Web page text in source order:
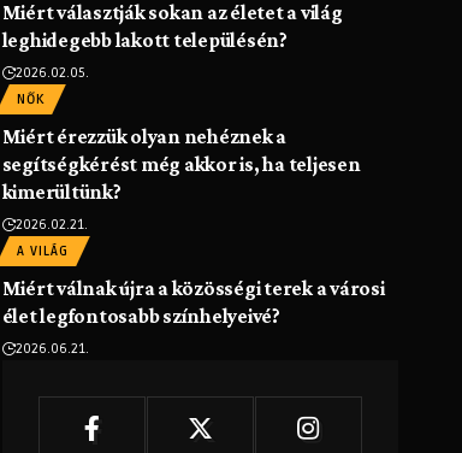
Miért választják sokan az életet a világ
leghidegebb lakott településén?
2026.02.05.
NŐK
Miért érezzük olyan nehéznek a
segítségkérést még akkor is, ha teljesen
kimerültünk?
2026.02.21.
A VILÁG
Miért válnak újra a közösségi terek a városi
élet legfontosabb színhelyeivé?
2026.06.21.